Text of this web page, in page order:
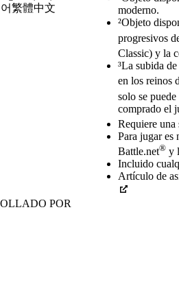
繁體中文
moderno.
²Objeto
progresivos
Classic) y la
³La subida
en los reinos
solo se
comprado el
Requiere
Para jugar es
Battle.net® y
Incluido
Artículo de
POR